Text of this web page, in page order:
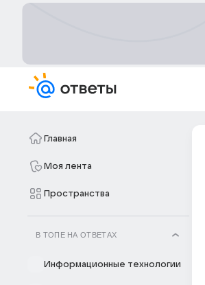
Главная
Моя лента
Пространства
В ТОПЕ НА ОТВЕТАХ
Информационные технологии